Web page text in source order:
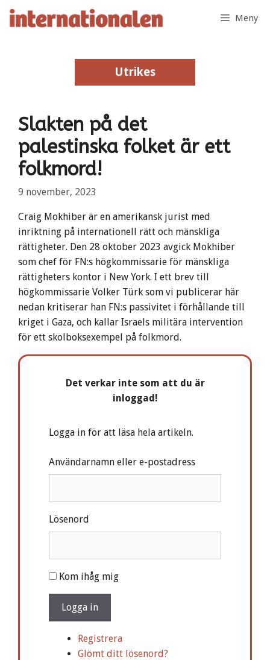
Hoppa
Meny
Utrikes
Utrikes
Slakten på det
palestinska folket är ett
folkmord!
9 november, 2023
Craig Mokhiber är en amerikansk jurist med
inriktning på internationell rätt och mänskliga
rättigheter. Den 28 oktober 2023 avgick Mokhiber
som chef för FN:s högkommissarie för mänskliga
rättigheters kontor i New York. I ett brev till
högkommissarie Volker Türk som vi publicerar här
nedan kritiserar han FN:s passivitet i förhållande till
kriget i Gaza, och kallar Israels militära intervention
för ett skolboksexempel på folkmord.
Det verkar inte som att du är
inloggad!
Logga in för att läsa hela artikeln.
Användarnamn eller e-postadress
Lösenord
A
l
e
Kom ihåg mig
Logga in
Registrera
Glömt ditt lösenord?